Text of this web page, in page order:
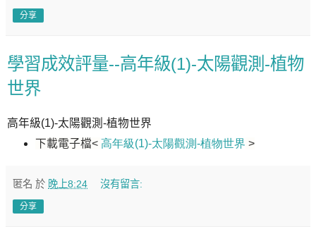
分享
學習成效評量--高年級(1)-太陽觀測-植物
世界
高年級(1)-太陽觀測-植物世界
下載電子檔< 高年級(1)-太陽觀測-植物世界 >
匿名 於 晚上8:24 沒有留言:
分享